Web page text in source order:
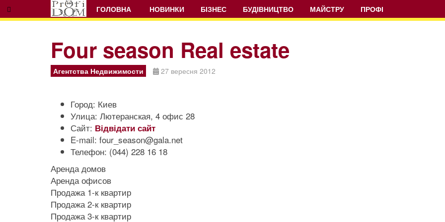
ГОЛОВНА НОВИНКИ БІЗНЕС БУДІВНИЦТВО МАЙСТРУ ПРОФІ
Four season Real estate
Агентства Недвижимости 27 вересня 2012
Город: Киев
Улица: Лютеранская, 4 офис 28
Сайт: Відвідати сайт
E-mail: four_season@gala.net
Телефон: (044) 228 16 18
Аренда домов
Аренда офисов
Продажа 1-к квартир
Продажа 2-к квартир
Продажа 3-к квартир
PrevNext